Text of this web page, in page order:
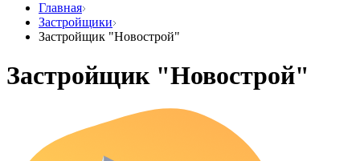
Главная
Застройщики
Застройщик "Новострой"
Застройщик "Новострой"